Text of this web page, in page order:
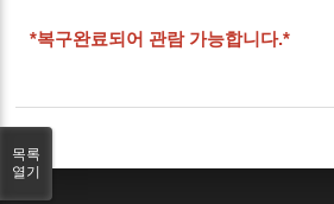
*복구완료되어 관람 가능합니다.*
목록
열기